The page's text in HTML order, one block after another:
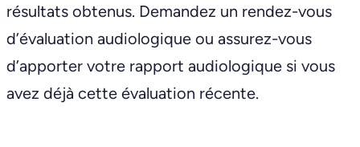
résultats obtenus. Demandez un rendez-vous
d’évaluation audiologique ou assurez-vous
d’apporter votre rapport audiologique si vous
avez déjà cette évaluation récente.